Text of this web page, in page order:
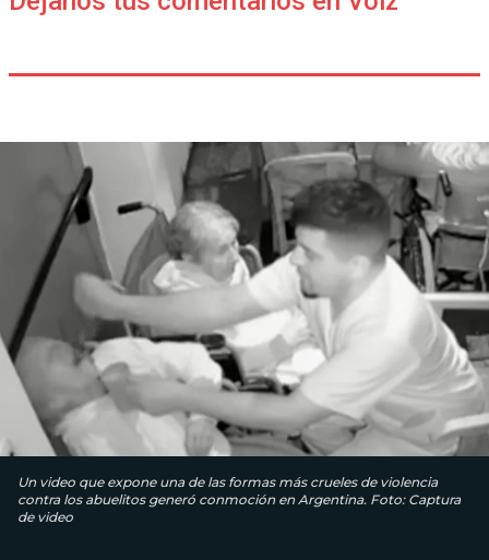
Un video que expone una de las formas más crueles de violencia
contra los abuelitos generó conmoción en Argentina. Foto: Captura
de video